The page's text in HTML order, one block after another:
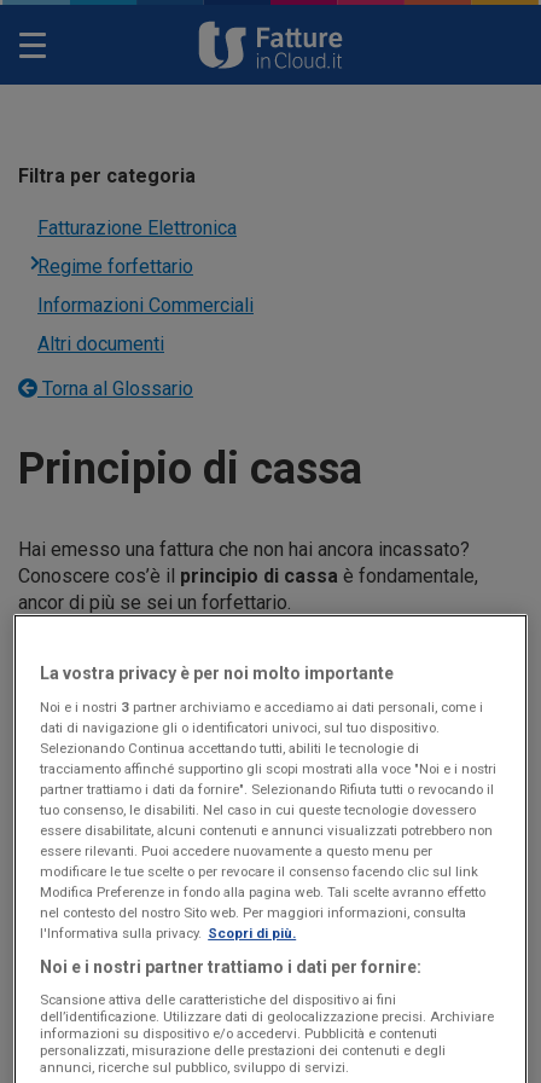
Toggle
Filtra per categoria
Fatturazione Elettronica
Regime forfettario
Informazioni Commerciali
Altri documenti
Torna al Glossario
Principio di cassa
Hai emesso una fattura che non hai ancora incassato?
Conoscere cos’è il principio di cassa è fondamentale,
ancor di più se sei un forfettario.
dei contributi si considerano solo gliimporti
quindi delle fatture emesse, come previsto invece dal
principio di competenza.
Cos’è il principio di cassa?
principio di cassaè il criterio di registrazione di ricavi e
costi che considera esclusivamente lefatture
effettivamente incassatenel corso dell’anno.
Nel determinare il reddito si considera quindi la
pagamento (in entrata o in uscita) , e non il momento
della fatturazione dell’operazione, e quindi della vendita del
bene o dell’erogazione del servizio.
Non conta quando è stata emessa o ricevuta una fattura, ma
La vostra privacy è per noi molto importante
Noi e i nostri 3 partner archiviamo e accediamo ai dati personali, come i
dati di navigazione gli o identificatori univoci, sul tuo dispositivo.
Selezionando Continua accettando tutti, abiliti le tecnologie di
tracciamento affinché supportino gli scopi mostrati alla voce "Noi e i nostri
partner trattiamo i dati da fornire". Selezionando Rifiuta tutti o revocando il
tuo consenso, le disabiliti. Nel caso in cui queste tecnologie dovessero
essere disabilitate, alcuni contenuti e annunci visualizzati potrebbero non
essere rilevanti. Puoi accedere nuovamente a questo menu per
modificare le tue scelte o per revocare il consenso facendo clic sul link
Modifica Preferenze in fondo alla pagina web. Tali scelte avranno effetto
nel contesto del nostro Sito web. Per maggiori informazioni, consulta
l'Informativa sulla privacy. Scopri di più.
Noi e i nostri partner trattiamo i dati per fornire:
Scansione attiva delle caratteristiche del dispositivo ai fini
dell’identificazione. Utilizzare dati di geolocalizzazione precisi. Archiviare
informazioni su dispositivo e/o accedervi. Pubblicità e contenuti
personalizzati, misurazione delle prestazioni dei contenuti e degli
annunci, ricerche sul pubblico, sviluppo di servizi.